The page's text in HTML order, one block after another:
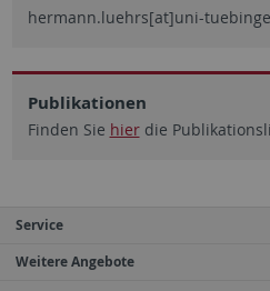
hermann.luehrs[at]uni-
Publikationen
Finden Sie hierdie
Service
Weitere Angebote